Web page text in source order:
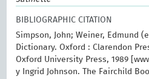
BIBLIOGRAPHIC CITATION
Simpson, John; Weiner, Edmund
Dictionary. Oxford : Clarendon
Oxford University Press, 1989
y Ingrid Johnson. The Fairchild